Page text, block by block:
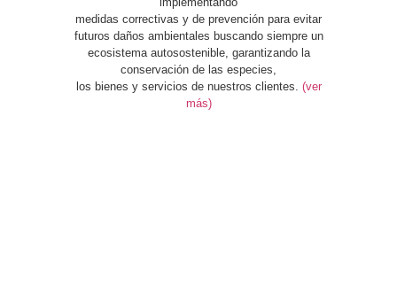
medidas correctivas y de prevención para evitar
futuros daños ambientales buscando siempre un
ecosistema autosostenible, garantizando la
conservación de las especies,
los bienes y servicios de nuestros clientes. (ver
más)